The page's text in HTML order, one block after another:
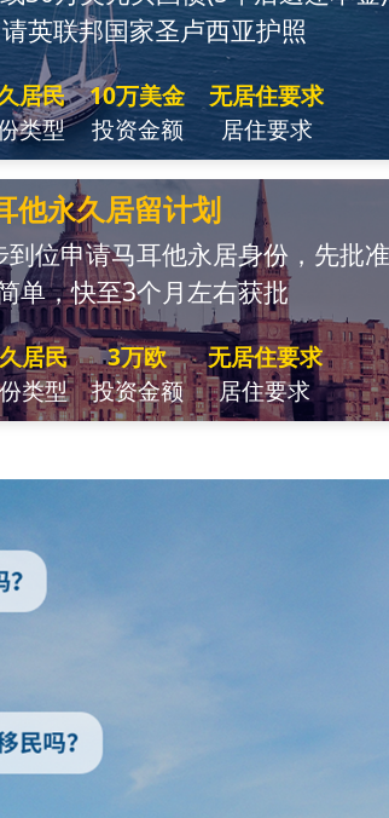
英联邦国家圣卢西亚护照
居民
类型
10万美金
投资金额
无居住要求
居住要求
他永久居留计划
位申请马耳他永居身份，先批
单，快至3个月左右获批
居民
类型
3万欧
投资金额
无居住要求
居住要求